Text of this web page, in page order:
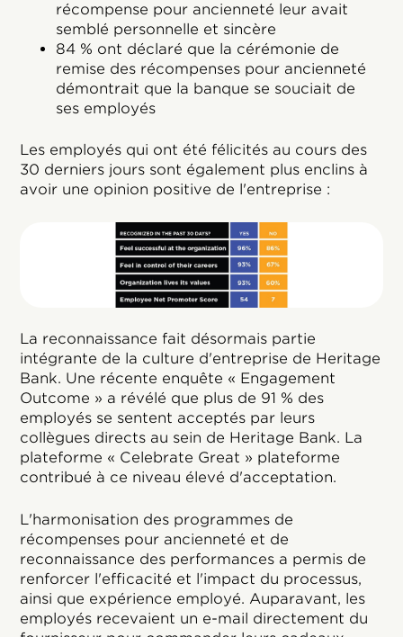
récompense pour ancienneté leur avait
semblé personnelle et sincère
84 % ont déclaré que la cérémonie de
remise des récompenses pour ancienneté
démontrait que la banque se souciait de
ses employés
Les employés qui ont été félicités au cours des
30 derniers jours sont également plus enclins à
avoir une opinion positive de l'entreprise :
La reconnaissance fait désormais partie
intégrante de la culture d'entreprise de Heritage
Bank. Une récente enquête « Engagement
Outcome » a révélé que plus de 91 % des
employés se sentent acceptés par leurs
collègues directs au sein de Heritage Bank. La
plateforme « Celebrate Great » plateforme
contribué à ce niveau élevé d'acceptation.
L'harmonisation des programmes de
récompenses pour ancienneté et de
reconnaissance des performances a permis de
renforcer l'efficacité et l'impact du processus,
ainsi que expérience employé. Auparavant, les
employés recevaient un e-mail directement du